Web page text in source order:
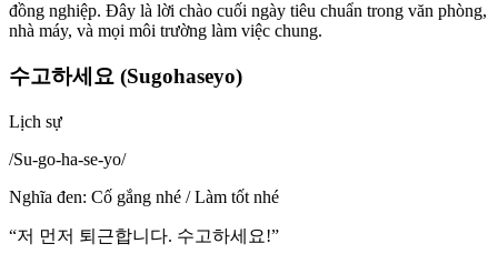
đồng nghiệp. Đây là lời chào cuối ngày tiêu chuẩn trong văn phòng,
nhà máy, và mọi môi trường làm việc chung.
수고하세요 (Sugohaseyo)
Lịch sự
/Su-go-ha-se-yo/
Nghĩa đen: Cố gắng nhé / Làm tốt nhé
“저 먼저 퇴근합니다. 수고하세요!”